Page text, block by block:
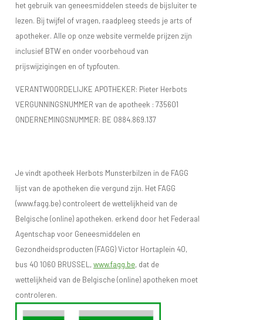
het gebruik van geneesmiddelen steeds de bijsluiter te
lezen. Bij twijfel of vragen, raadpleeg steeds je arts of
apotheker. Alle op onze website vermelde prijzen zijn
inclusief BTW en onder voorbehoud van
prijswijzigingen en of typfouten.
VERANTWOORDELIJKE APOTHEKER: Pieter Herbots
VERGUNNINGSNUMMER van de apotheek : 735601
ONDERNEMINGSNUMMER: BE 0884.869.137
Je vindt apotheek Herbots Munsterbilzen in de FAGG
lijst van de apotheken die vergund zijn. Het FAGG
(www.fagg.be) controleert de wettelijkheid van de
Belgische (online) apotheken. erkend door het Federaal
Agentschap voor Geneesmiddelen en
Gezondheidsproducten (FAGG) Victor Hortaplein 40,
bus 40 1060 BRUSSEL,www.fagg.be, dat de
wettelijkheid van de Belgische (online) apotheken moet
controleren.